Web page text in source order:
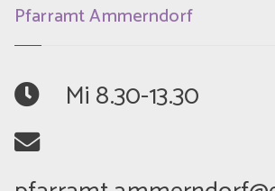
Pfarramt Ammerndorf
	Mi 8.30-13.30